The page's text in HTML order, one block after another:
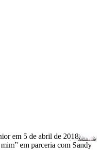
em 5 de abril de 2018.
em parceria com Sandy